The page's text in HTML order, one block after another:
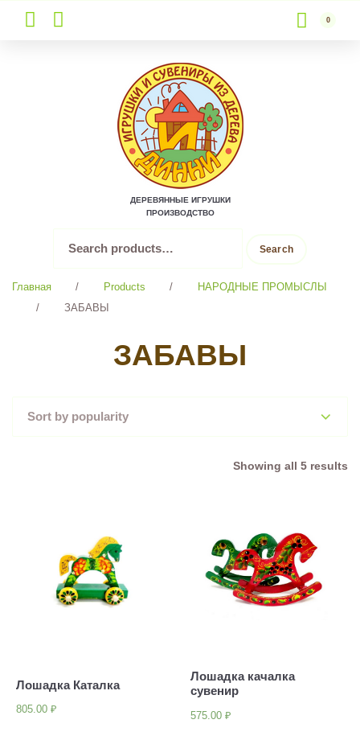
to
content
0
ДЕРЕВЯННЫЕ ИГРУШКИ
ПРОИЗВОДСТВО
for:
Search
Главная / Products /
НАРОДНЫЕ ПРОМЫСЛЫ
/
ЗАБАВЫ
ЗАБАВЫ
Showing all 5 results
Лошадка Каталка
805.00 ₽
Лошадка качалка
сувенир
575.00₽